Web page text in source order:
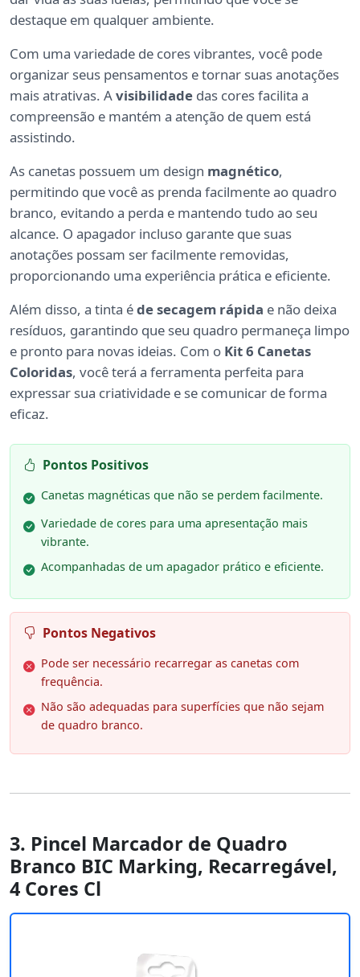
destaque em qualquer ambiente.
Com uma variedade de cores vibrantes, você pode
organizar seus pensamentos e tornar suas anotações
mais atrativas. Avisibilidade das cores facilita a
compreensão e mantém a atenção de quem está
assistindo.
As canetas possuem um design magnético,
permitindo que você as prenda facilmente ao quadro
branco, evitando a perda e mantendo tudo ao seu
alcance. O apagador incluso garante que suas
anotações possam ser facilmente removidas,
proporcionando uma experiência prática e eficiente.
Além disso, a tinta éde secagem rápida e não deixa
resíduos, garantindo que seu quadro permaneça limpo
e pronto para novas ideias. Com o Kit 6 Canetas
Coloridas, você terá a ferramenta perfeita para
expressar sua criatividade e se comunicar de forma
eficaz.
Pontos Positivos
Canetas magnéticas que não se perdem facilmente.
Variedade de cores para uma apresentação mais
vibrante.
Acompanhadas de um apagador prático e eficiente.
Pontos Negativos
Pode ser necessário recarregar as canetas com
frequência.
Não são adequadas para superfícies que não sejam
de quadro branco.
3. Pincel Marcador de Quadro
Branco BIC Marking, Recarregável,
4 Cores Cl